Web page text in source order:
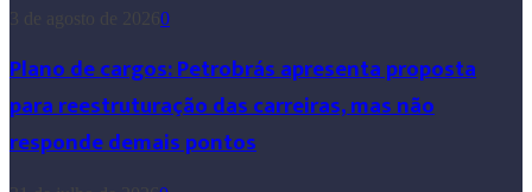
0
Plano de cargos: Petrobrás apresenta proposta
para reestruturação das carreiras, mas não
responde demais pontos